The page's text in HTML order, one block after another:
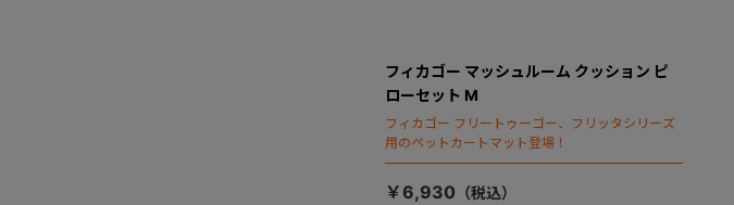
フィカゴー マッシュルーム クッション ピ
ローセット M
フィカゴー フリートゥーゴー、フリッタシリーズ
用のペットカートマット登場！
￥6,930